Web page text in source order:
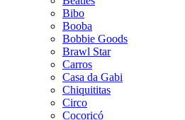
Bibo
Booba
Bobbie Goods
Brawl Star
Carros
Casa da Gabi
Chiquititas
Circo
Cocoricó